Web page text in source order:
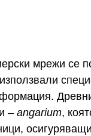
мрежи се
– angarium,